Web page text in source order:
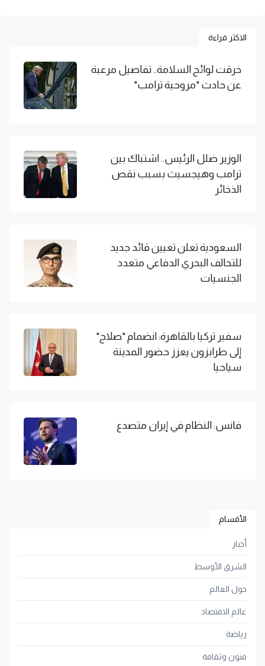
الاكثر قراءة
خرقت لوائح السلامة.. تفاصيل مرعبة
عن حادث "مروحية ترامب"
الوزير ضلل الرئيس.. اشتباك بين
ترامب وهيجسيث بسبب نقص
الذخائر
السعودية تعلن تعيين قائد جديد
للتحالف البحري الدفاعي متعدد
الجنسيات
سفير تركيا بالقاهرة: انضمام "صلاح"
إلى طرابزون يعزز حضور المدينة
سياحيا
فانس: النظام في إيران متصدع
الأقسام
أخبار
الشرق الأوسط
حول العالم
عالم الاقتصاد
رياضة
فنون وثقافة